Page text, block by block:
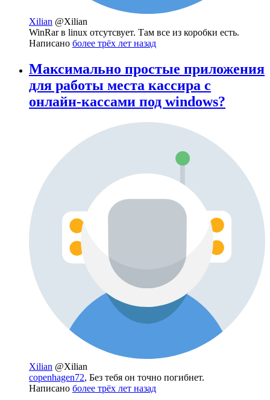
Xilian @Xilian
WinRar в linux отсутсвует. Там все из коробки есть.
Написано более трёх лет назад
Максимально простые приложения
для работы места кассира с
онлайн-кассами под windows?
Xilian @Xilian
copenhagen72, Без тебя он точно погибнет.
Написано более трёх лет назад